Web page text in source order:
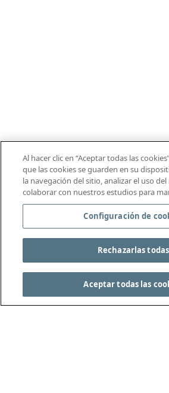
Al hacer clic en “Aceptar todas las
que las cookies se guarden en su
la navegación del sitio, analizar el uso
colaborar con nuestros estudios para
Configuración de
Rechazarlas todas
Aceptar todas las